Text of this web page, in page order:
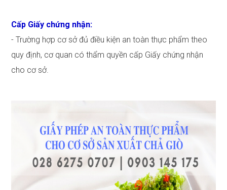
Cấp Giấy chứng nhận:
- Trường hợp cơ sở đủ điều kiện an toàn thực phẩm theo
quy định, cơ quan có thẩm quyền cấp Giấy chứng nhận
cho cơ sở.